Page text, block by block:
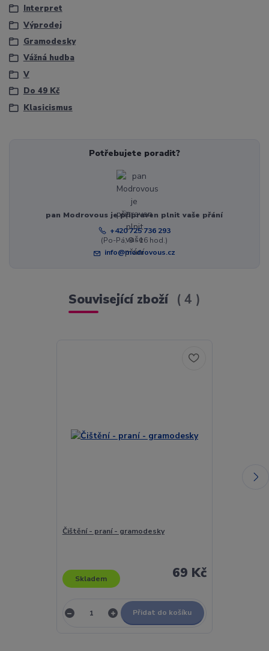
Interpret
Výprodej
Gramodesky
Vážná hudba
V
Do 49 Kč
Klasicismus
Potřebujete poradit?
pan Modrovous je připraven plnit vaše přání
+420 725 736 293
(Po-Pá, 8 - 16 hod.)
info@modrovous.cz
Související zboží 4
Čištění - praní - gramodesky
69 Kč
Skladem
Přidat do košíku